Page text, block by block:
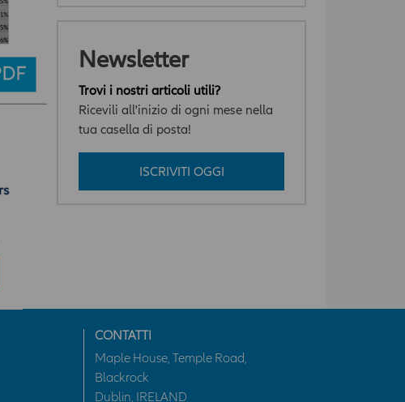
Newsletter
Trovi i nostri articoli utili?
Ricevili all'inizio di ogni mese nella
tua casella di posta!
ISCRIVITI OGGI
CONTATTI
Maple House, Temple Road,
Blackrock
Dublin, IRELAND